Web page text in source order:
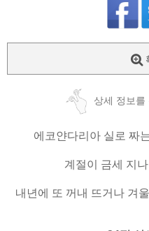
상세 정보를
에코얀다리아 실로 짜
계절이 금세 지
내년에 또 꺼내 뜨거나 겨